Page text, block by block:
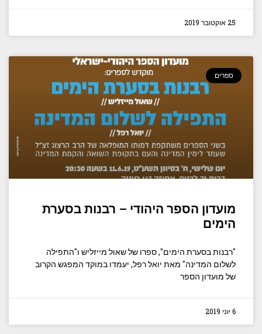
25 אוקטובר 2019
ספרים
מועדון הספר היהודי – רבנות בסערת
הימים
"רבנות בסערת הימים", ספרו של שאול מייזליש ו"התפילה
לשלום המדינה" מאת יואל רפל, יעמדו במוקד המפגש הקרוב
של מועדון הספר
6 יוני 2019